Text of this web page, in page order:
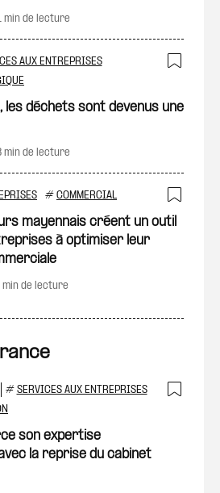
min de lecture
AUX ENTREPRISES
les déchets sont devenus une
min de lecture
# COMMERCIAL
mayennais créent un outil
à optimiser leur
min de lecture
# SERVICES AUX ENTREPRISES
son expertise
la reprise du cabinet